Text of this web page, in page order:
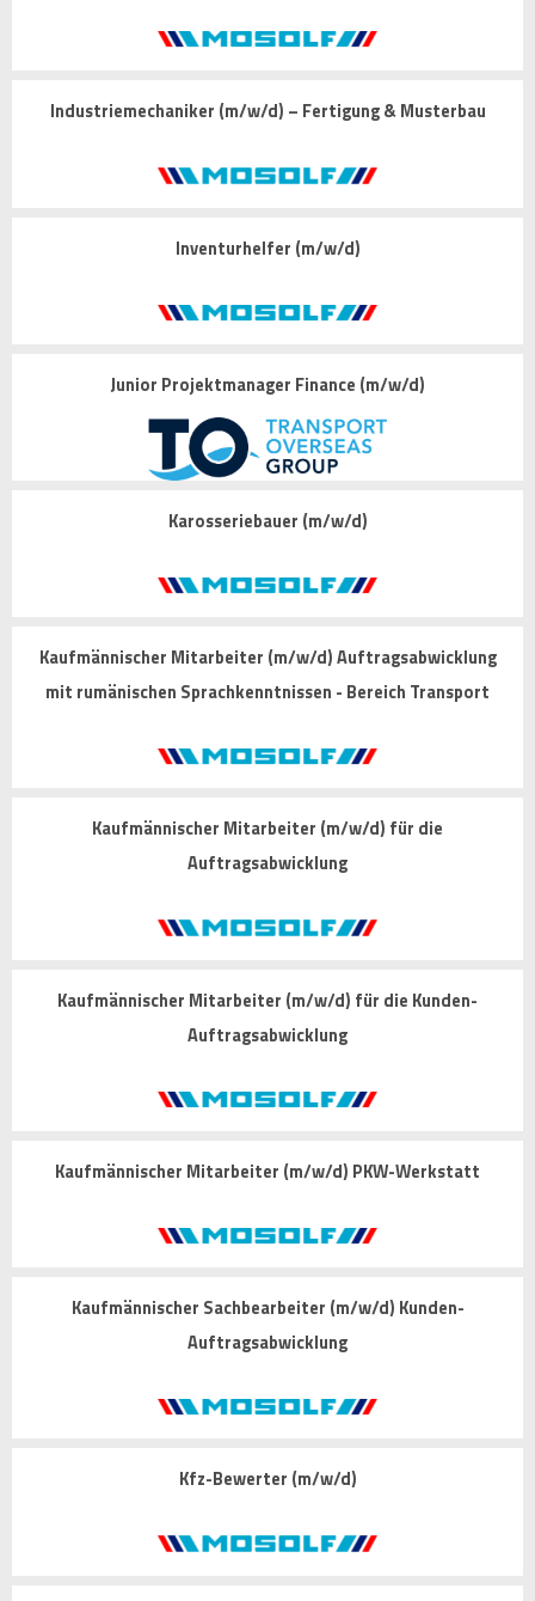
Industriemechaniker (m/w/d) – Fertigung & Musterbau
Inventurhelfer (m/w/d)
Junior Projektmanager Finance (m/w/d)
Karosseriebauer (m/w/d)
Kaufmännischer Mitarbeiter (m/w/d) Auftragsabwicklung
mit rumänischen Sprachkenntnissen - Bereich Transport
Kaufmännischer Mitarbeiter (m/w/d) für die
Auftragsabwicklung
Kaufmännischer Mitarbeiter (m/w/d) für die Kunden-
Auftragsabwicklung
Kaufmännischer Mitarbeiter (m/w/d) PKW-Werkstatt
Kaufmännischer Sachbearbeiter (m/w/d) Kunden-
Auftragsabwicklung
Kfz-Bewerter (m/w/d)